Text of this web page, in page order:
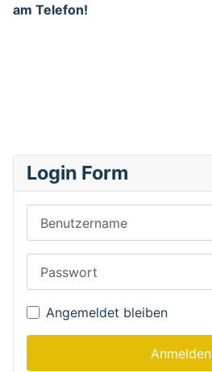
am Telefon!
Login Form
Angemeldet bleiben
Anmelden